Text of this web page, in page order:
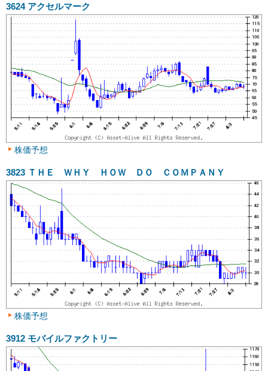
3624 アクセルマーク
株価予想
3823 ＴＨＥ ＷＨＹ ＨＯＷ ＤＯ ＣＯＭＰＡＮＹ
株価予想
3912 モバイルファクトリー